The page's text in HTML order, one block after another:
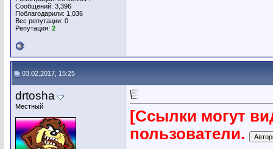
Сообщений: 3,396
Поблагодарили: 1,036
Вес репутации: 0
Репутация: 2
03.02.2017, 15:25
drtosha
Местный
[Ссылки могут
пользователи.